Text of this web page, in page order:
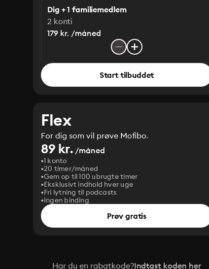
Dig + 1 familiemedlem
2 konti
179 kr. /måned
Start tilbuddet
Flex
For dig som vil prøve Mofibo.
89 kr. /måned
1 konto
20 timer/måned
Gem op til 100 ubrugte timer
Eksklusivt indhold hver uge
Fri lytning til podcasts
Ingen binding
Prøv gratis
Har du en rabatkode?Indtast koden her